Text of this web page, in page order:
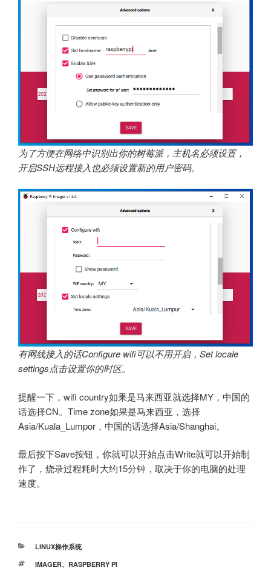
为了方便在网络中识别出你的树莓派，主机名必须设置，
开启SSH远程接入也必须设置新的用户密码。
有网线接入的话Configure wifi可以不用开启，Set locale
settings点击设置你的时区。
提醒一下，wifi country如果是马来西亚就选择MY，中国的
话选择CN。Time zone如果是马来西亚，选择
Asia/Kuala_Lumpor，中国的话选择Asia/Shanghai。
最后按下Save按钮，你就可以开始点击Write就可以开始制
作了，烧录过程耗时大约15分钟，取决于你的电脑的处理
速度。
分
LINUX操作系统
标
IMAGER、 RASPBERRY PI